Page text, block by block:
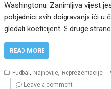
Washingtonu. Zanimljiva vijest
pobjednici svih doigravanja ići u
gledati koeficijent. S druge
READ MORE
Fudbal, Najnovije, Reprezentacije
Leave a comment